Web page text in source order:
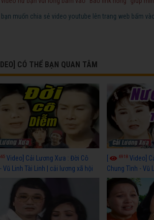
muốn chia sẻ video youtube lên trang web bấm
CÓ THỂ BẠN QUAN TÂM
Video] Cải Lương Xưa : Đời Cô
Vũ Linh Tài Linh | cải lương xã hội
6918 Video]
Chung Tình - Vũ
lương xã hội hay